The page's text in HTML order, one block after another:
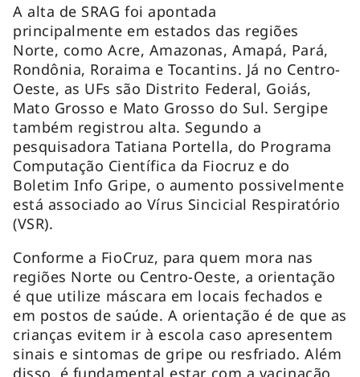
A alta de SRAG foi apontada
principalmente em estados das regiões
Norte, como Acre, Amazonas, Amapá, Pará,
Rondônia, Roraima e Tocantins. Já no Centro-
Oeste, as UFs são Distrito Federal, Goiás,
Mato Grosso e Mato Grosso do Sul. Sergipe
também registrou alta. Segundo a
pesquisadora Tatiana Portella, do Programa
Computação Científica da Fiocruz e do
Boletim Info Gripe, o aumento possivelmente
está associado ao Vírus Sincicial Respiratório
(VSR).
Conforme a FioCruz, para quem mora nas
regiões Norte ou Centro-Oeste, a orientação
é que utilize máscara em locais fechados e
em postos de saúde. A orientação é de que as
crianças evitem ir à escola caso apresentem
sinais e sintomas de gripe ou resfriado. Além
disso, é fundamental estar com a vacinação